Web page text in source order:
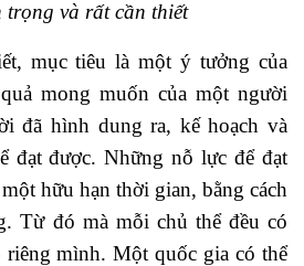
và rất cần thiết
mục tiêu là một ý tưởng của
mong muốn của một người
đã hình dung ra, kế hoạch và
đạt được. Những nỗ lực để đạt
hữu hạn thời gian, bằng cách
Từ đó mà mỗi chủ thể đều có
riêng mình. Một quốc gia có thể